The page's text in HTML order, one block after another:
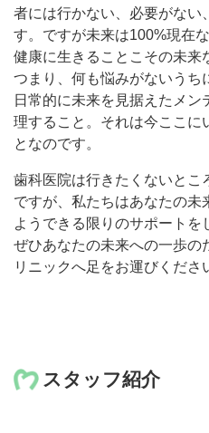
者には行かない、必要がない
す。ですが未来は100%現在
健康に生きることこその未来
つまり、何も悩みがないうち
日常的に未来を見据えたメ
理すること。それは今ここに
となのです。
歯科医院は行きたくないとこ
ですが、私たちはあなたの未
ようできる限りのサポートを
ぜひあなたの未来への一歩の
リニックへ足をお運びくださ
スタッフ紹介